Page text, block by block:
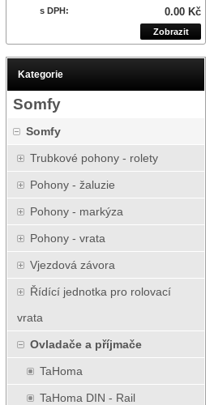
s DPH: 0.00 Kč
Zobrazit
Kategorie
Somfy
Somfy
Trubkové pohony - rolety
Pohony - žaluzie
Pohony - markýza
Pohony - vrata
Vjezdová závora
Řídící jednotka pro rolovací
vrata
Ovladače a příjmače
TaHoma
TaHoma DIN - Rail